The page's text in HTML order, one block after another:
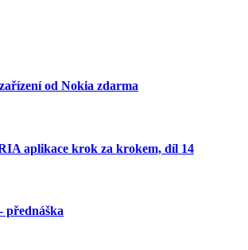
od Nokia zdarma
aplikace krok za krokem, díl 14